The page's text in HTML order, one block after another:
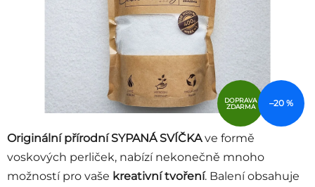
Originální přírodní SYPANÁ SVÍČKAve formě
voskových perliček, nabízí nekonečně mnoho
možností pro vaše kreativní tvoření. Balení obsahuje
DOPRAVA
ZDARMA
–20 %